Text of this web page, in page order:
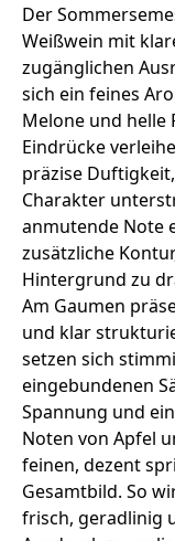
Der
Weißwein mit
zugänglichen
sich ein feines
Melone und helle
Eindrücke
präzise
Charakter
anmutende Note
zusätzliche
Hintergrund zu
Am Gaumen
und klar
setzen sich
eingebundenen
Spannung und
Noten von Apfel
feinen, dezent
Gesamtbild. So
frisch, geradlinig